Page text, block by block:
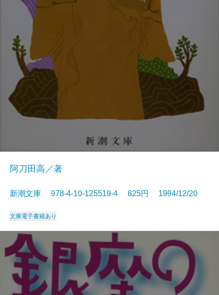
阿刀田高／著
新潮文庫 978-4-10-125519-4 825円 1994/12/20
文庫電子書籍あり